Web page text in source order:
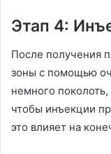
Этап 4:
После получения
зоны с помощью
немного
чтобы инъекции
это влияет на